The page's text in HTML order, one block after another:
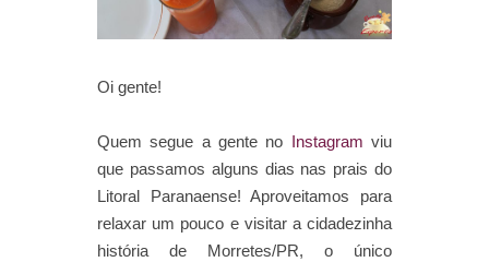
Oi gente!
Quem segue a gente no Instagramviu
que passamos alguns dias nas prais do
Litoral Paranaense! Aproveitamos para
relaxar um pouco e visitar a cidadezinha
história de Morretes/PR, o único